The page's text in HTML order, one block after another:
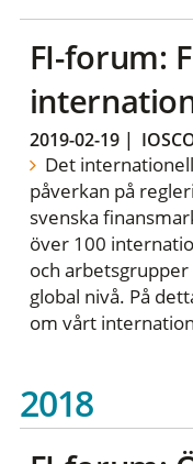
FI-forum:
2019-02-19|
Det
påverkan på
svenska
över 100
och
global nivå. På
om vårt
2018